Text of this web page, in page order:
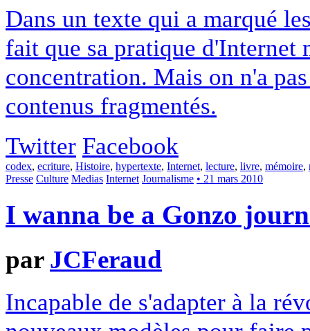
Dans un texte qui a marqué
fait que sa pratique d'Internet
concentration. Mais on n'a
contenus fragmentés.
Twitter Facebook
codex, ecriture, Histoire, hypertexte, Internet, lecture, livre, mémoire,
Presse Culture Medias Internet Journalisme • 21 mars 2010
I wanna be a Gonzo
par JCFeraud
Incapable de s'adapter à la